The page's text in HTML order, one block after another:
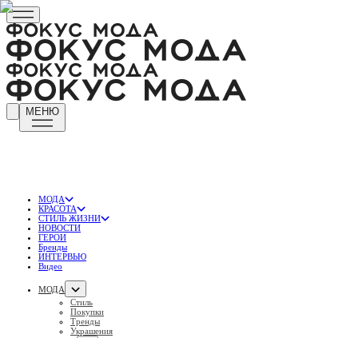
МЕНЮ
МОДА
КРАСОТА
СТИЛЬ ЖИЗНИ
НОВОСТИ
ГЕРОИ
Бренды
ИНТЕРВЬЮ
Видео
МОДА
Стиль
Покупки
Тренды
Украшения